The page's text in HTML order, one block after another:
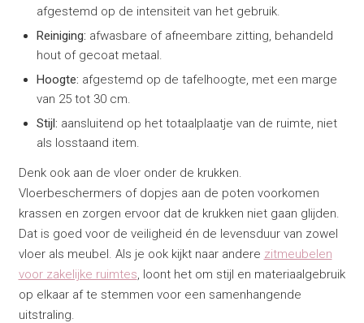
afgestemd op de intensiteit van het gebruik.
Reiniging: afwasbare of afneembare zitting, behandeld
hout of gecoat metaal.
Hoogte: afgestemd op de tafelhoogte, met een marge
van 25 tot 30 cm.
Stijl: aansluitend op het totaalplaatje van de ruimte, niet
als losstaand item.
Denk ook aan de vloer onder de krukken.
Vloerbeschermers of dopjes aan de poten voorkomen
krassen en zorgen ervoor dat de krukken niet gaan glijden.
Dat is goed voor de veiligheid én de levensduur van zowel
vloer als meubel. Als je ook kijkt naar andere zitmeubelen
voor zakelijke ruimtes, loont het om stijl en materiaalgebruik
op elkaar af te stemmen voor een samenhangende
uitstraling.